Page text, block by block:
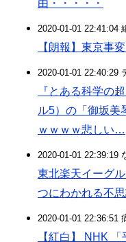
由・・・・・
2020-01-01 22:41:04
【朗報】東京事
2020-01-01 22:40:29
『とある科学の
ル5）の「御坂美
ｗｗｗｗ悲しい…
2020-01-01 22:39:19
東北楽天イーグ
つにわかれる不
2020-01-01 22:36:51
【紅白】 NHK